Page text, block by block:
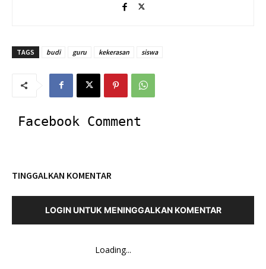
TAGS budi guru kekerasan siswa
Facebook Comment
TINGGALKAN KOMENTAR
LOGIN UNTUK MENINGGALKAN KOMENTAR
Loading...